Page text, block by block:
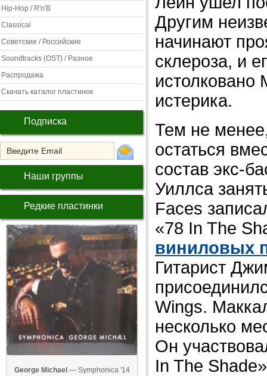
Hip-Hop / R'n'B
Classical
Советские / Российские
Soundtracks (OST) / Разное
Распродажа
Скачать каталог пластинок
Подписка
Наши группы
Редкие пластинки
George Michael — Symphonica '14
Другим
начинают
склероза, и
истолковано
истерика.
Тем не
остаться
состав экс-
Уиллса
Faces
«78 In The
виниловых
Гитарист
Wings.
несколько
Он
In The